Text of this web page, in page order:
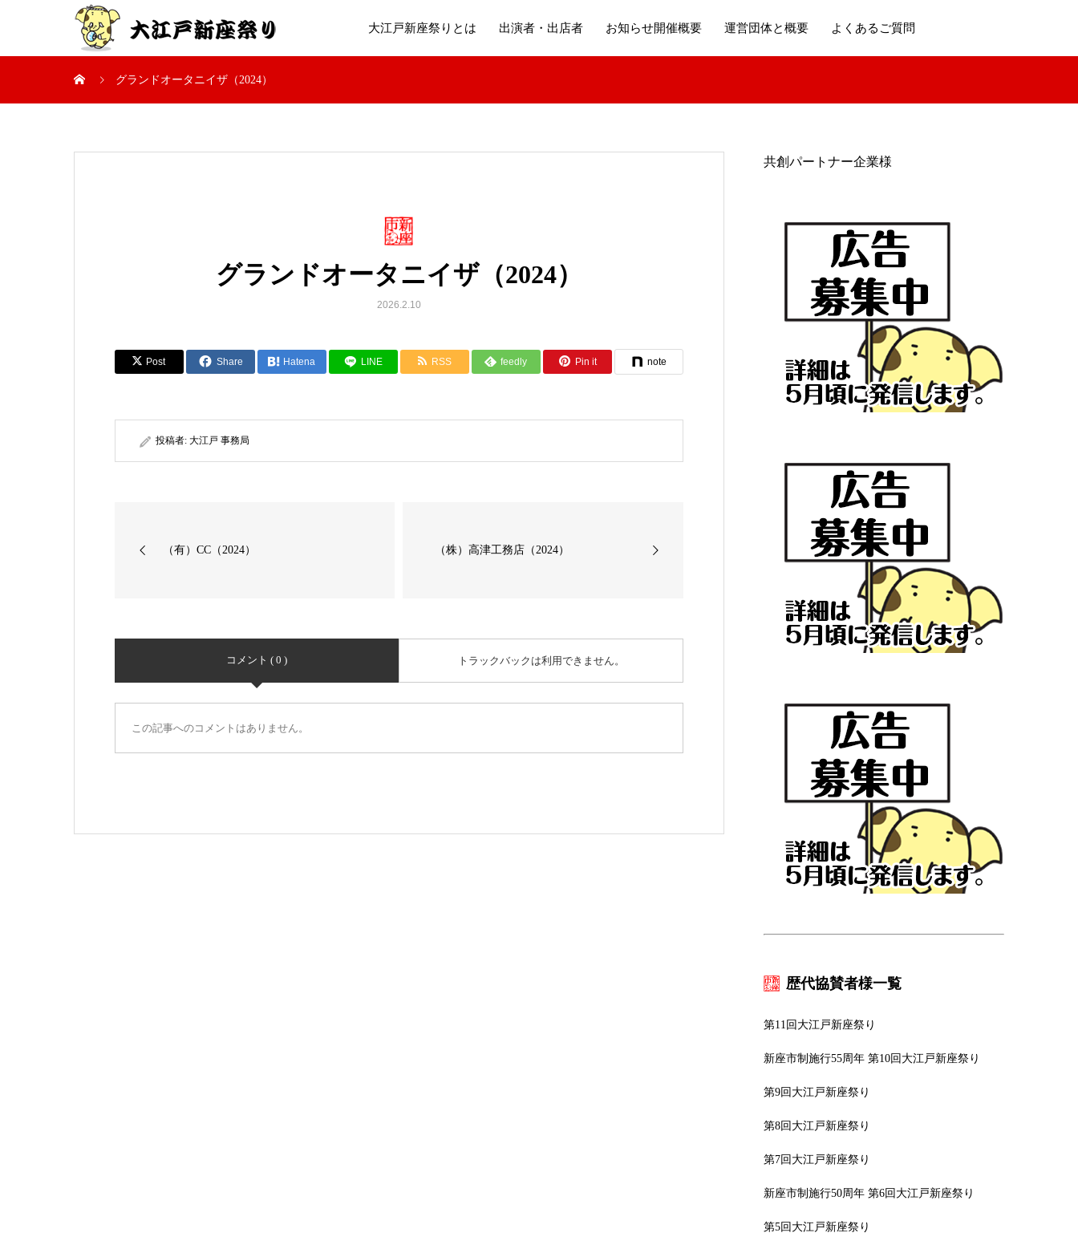
大江戸新座祭りとは 出演者・出店者 お知らせ開催概要 運営団体と概要 よくあるご質問
グランドオータニイザ（2024）
グランドオータニイザ（2024）
2026.2.10
Post Share Hatena LINE RSS feedly Pin it note
投稿者: 大江戸 事務局
（有）CC（2024） （株）高津工務店（2024）
コメント ( 0 ) トラックバックは利用できません。
この記事へのコメントはありません。
共創パートナー企業様
歴代協賛者様一覧
第11回大江戸新座祭り
新座市制施行55周年 第10回大江戸新座祭り
第9回大江戸新座祭り
第8回大江戸新座祭り
第7回大江戸新座祭り
新座市制施行50周年 第6回大江戸新座祭り
第5回大江戸新座祭り